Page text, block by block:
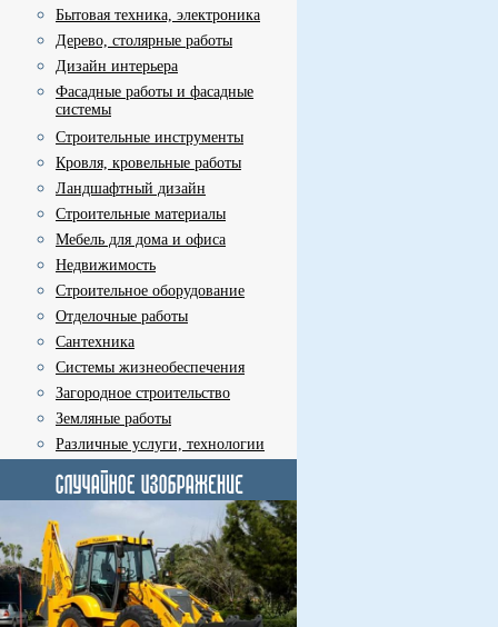
Бытовая техника, электроника
Дерево, столярные работы
Дизайн интерьера
Фасадные работы и фасадные
системы
Строительные инструменты
Кровля, кровельные работы
Ландшафтный дизайн
Строительные материалы
Мебель для дома и офиса
Недвижимость
Строительное оборудование
Отделочные работы
Сантехника
Системы жизнеобеспечения
Загородное строительство
Земляные работы
Различные услуги, технологии